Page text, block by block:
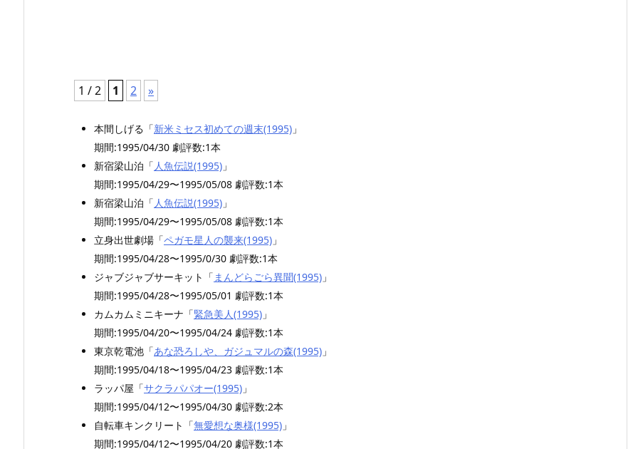
1 / 2 1 2 »
本間しげる「新米ミセス初めての週末(1995) 」
期間:1995/04/30 劇評数:1本
新宿梁山泊「 人魚伝説(1995) 」
期間:1995/04/29〜1995/05/08 劇評数:1本
新宿梁山泊「 人魚伝説(1995) 」
期間:1995/04/29〜1995/05/08 劇評数:1本
立身出世劇場「ペガモ星人の襲来(1995) 」
期間:1995/04/28〜1995/0/30 劇評数:1本
ジャブジャブサーキット「 まんどらごら異聞(1995) 」
期間:1995/04/28〜1995/05/01 劇評数:1本
カムカムミニキーナ「緊急美人(1995) 」
期間:1995/04/20〜1995/04/24 劇評数:1本
東京乾電池「あな恐ろしや、ガジュマルの森(1995) 」
期間:1995/04/18〜1995/04/23 劇評数:1本
ラッパ屋「サクラパパオー(1995) 」
期間:1995/04/12〜1995/04/30 劇評数:2本
自転車キンクリート「無愛想な奥様(1995) 」
期間:1995/04/12〜1995/04/20 劇評数:1本